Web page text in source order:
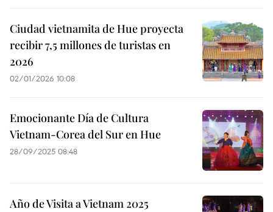
Ciudad vietnamita de Hue proyecta
recibir 7,5 millones de turistas en
2026
02/01/2026 10:08
Emocionante Día de Cultura
Vietnam-Corea del Sur en Hue
28/09/2025 08:48
Año de Visita a Vietnam 2025